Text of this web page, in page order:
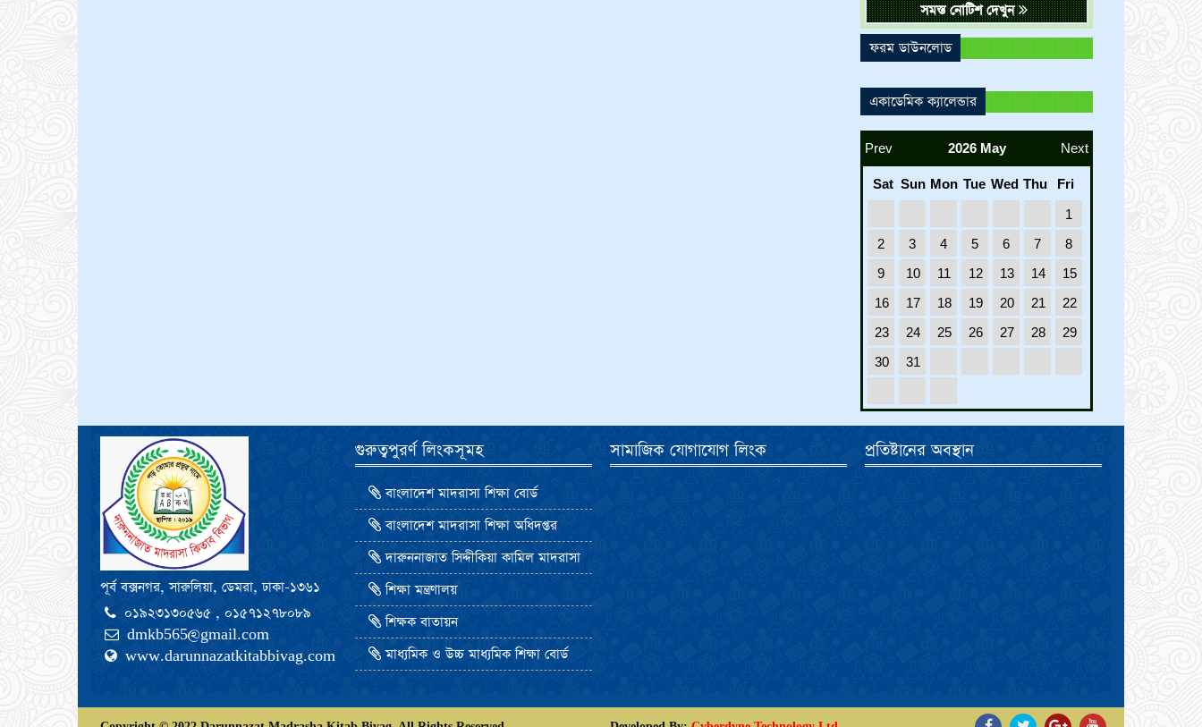
সমস্ত নোটিশ দেখুন
ফরম ডাউনলোড
একাডেমিক ক্যালেন্ডার
Prev 2026 May Next
Sat Sun Mon Tue Wed Thu
Fri
1
2
3 4 5 6 7
8
9
10 11 12 13 14
15
16
17 18 19 20 21
22
23
24 25 26 27 28
29
30
31
পূর্ব বক্সনগর, সারুলিয়া, ডেমরা, ঢাকা-১৩৬১
০১৯২৩১৩০৫৬৫ , ০১৫৭১২৭৮০৮৯
dmkb565@gmail.com
www.darunnazatkitabbivag.com
গুরুত্বপুরর্ণ লিংকসূমহ
বাংলাদেশ মাদরাসা শিক্ষা বোর্ড
বাংলাদেশ মাদরাসা শিক্ষা অধিদপ্তর
দারুননাজাত সিদ্দীকিয়া কামিল মাদরাসা
শিক্ষা মন্ত্রণালয়
শিক্ষক বাতায়ন
মাধ্যমিক ও উচ্চ মাধ্যমিক শিক্ষা বোর্ড
সামাজিক যোগাযোগ লিংক প্রতিষ্টানের অবস্থান